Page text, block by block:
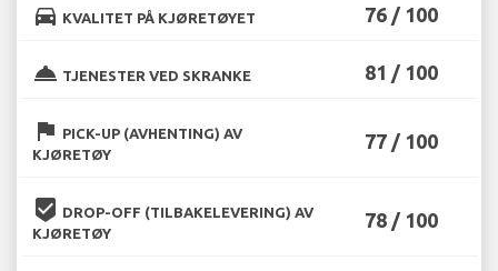
directions_car KVALITET PÅ KJØRETØYET 76 / 100
room_service TJENESTER VED SKRANKE 81 / 100
flag PICK-UP (AVHENTING) AV
KJØRETØY
77 / 100
beenhere DROP-OFF (TILBAKELEVERING) AV
KJØRETØY
78 / 100